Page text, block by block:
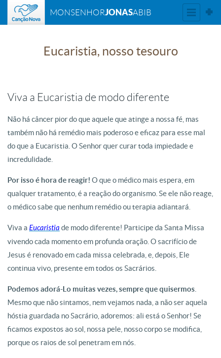
MONSENHORJONASABIB
Eucaristia, nosso tesouro
Viva a Eucaristia de modo diferente
Não há câncer pior do que aquele que atinge a nossa fé, mas
também não há remédio mais poderoso e eficaz para esse mal
do que a Eucaristia. O Senhor quer curar toda impiedade e
incredulidade.
Por isso é hora de reagir! O que o médico mais espera, em
qualquer tratamento, é a reação do organismo. Se ele não reage,
o médico sabe que nenhum remédio ou terapia adiantará.
Viva a Eucaristia de modo diferente! Participe da Santa Missa
vivendo cada momento em profunda oração. O sacrifício de
Jesus é renovado em cada missa celebrada, e, depois, Ele
continua vivo, presente em todos os Sacrários.
Podemos adorá-Lo muitas vezes, sempre que quisermos
Mesmo que não sintamos, nem vejamos nada, a não ser aquela
hóstia guardada no Sacrário, adoremos: ali está o Senhor! Se
ficamos expostos ao sol, nossa pele, nosso corpo se modifica,
porque os raios de sol penetram em nós.